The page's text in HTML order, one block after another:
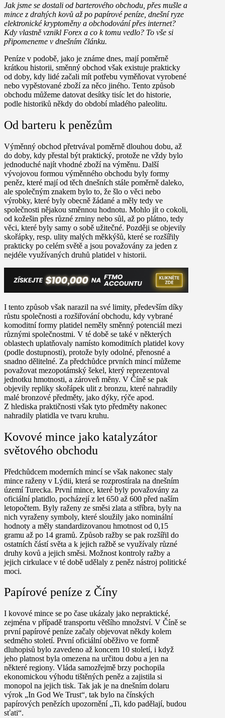
Jak jsme se dostali od barterového obchodu, přes mušle a
mince z drahých kovů až po papírové peníze, dnešní ryze
elektronické kryptoměny a obchodování přes internet?
Kdy vlastně vznikl Forex a co k tomu vedlo? To vše si
připomeneme v dnešním článku.
Peníze v podobě, jako je známe dnes, mají poměrně
krátkou historii, směnný obchod však existuje prakticky
od doby, kdy lidé začali mít potřebu vyměňovat vyrobené
nebo vypěstované zboží za něco jiného. Tento způsob
obchodu můžeme datovat desítky tisíc let do historie,
podle historiků někdy do období mladého paleolitu.
Od barteru k penězům
Výměnný obchod přetrvával poměrně dlouhou dobu, až
do doby, kdy přestal být praktický, protože ne vždy bylo
jednoduché najít vhodné zboží na výměnu. Další
vývojovou formou výměnného obchodu byly formy
peněz, které mají od těch dnešních stále poměrně daleko,
ale společným znakem bylo to, že šlo o věci nebo
výrobky, které byly obecně žádané a měly tedy ve
společnosti nějakou směnnou hodnotu. Mohlo jít o cokoli,
od kožešin přes různé zrniny nebo sůl, až po plátno, tedy
věci, které byly samy o sobě užitečné. Později se objevily
skořápky, resp. ulity malých měkkýšů, které se rozšířily
prakticky po celém světě a jsou považovány za jeden z
nejdéle využívaných druhů platidel v historii.
I tento způsob však narazil na své limity, především díky
růstu společnosti a rozšiřování obchodu, kdy vybrané
komoditní formy platidel neměly směnný potenciál mezi
různými společnostmi. V té době se také v některých
oblastech uplatňovaly namísto komoditních platidel kovy
(podle dostupnosti), protože byly odolné, přenosné a
snadno dělitelné. Za předchůdce prvních mincí můžeme
považovat mezopotámský šekel, který reprezentoval
jednotku hmotnosti, a zároveň měny. V Číně se pak
objevily repliky skořápek ulit z bronzu, které nahradily
malé bronzové předměty, jako dýky, rýče apod.
Z hlediska praktičnosti však tyto předměty nakonec
nahradily platidla ve tvaru kruhu.
Kovové mince jako katalyzátor
světového obchodu
Předchůdcem moderních mincí se však nakonec staly
mince raženy v Lýdii, která se rozprostírala na dnešním
území Turecka. První mince, které byly považovány za
oficiální platidlo, pocházejí z let 650 až 600 před naším
letopočtem. Byly raženy ze směsi zlata a stříbra, byly na
nich vyraženy symboly, které sloužily jako nominální
hodnoty a měly standardizovanou hmotnost od 0,15
gramu až po 14 gramů. Způsob ražby se pak rozšířil do
ostatních částí světa a k jejich ražbě se využívaly různé
druhy kovů a jejich směsi. Možnost kontroly ražby a
jejich cirkulace v té době udělaly z peněz nástroj politické
moci.
Papírové peníze z Číny
I kovové mince se po čase ukázaly jako nepraktické,
zejména v případě transportu většího množství. V Číně se
první papírové peníze začaly objevovat někdy kolem
sedmého století. První oficiální oběživo ve formě
dluhopisů bylo zavedeno až koncem 10 století, i když
jeho platnost byla omezena na určitou dobu a jen na
některé regiony. Vláda samozřejmě brzy pochopila
ekonomickou výhodu tištěných peněz a zajistila si
monopol na jejich tisk. Tak jak je na dnešním dolaru
výrok „In God We Trust“, tak bylo na čínských
papírových penězích upozornění „Ti, kdo padělají, budou
sťati“.